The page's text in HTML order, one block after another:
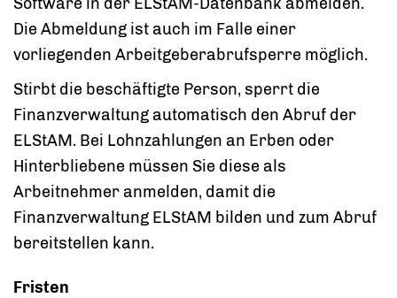
Die Abmeldung ist auch im Falle einer
vorliegenden Arbeitgeberabrufsperre möglich.
Stirbt die beschäftigte Person, sperrt die
Finanzverwaltung automatisch den Abruf der
ELStAM. Bei Lohnzahlungen an Erben oder
Hinterbliebene müssen Sie diese als
Arbeitnehmer anmelden, damit die
Finanzverwaltung ELStAM bilden und zum Abruf
bereitstellen kann.
Fristen